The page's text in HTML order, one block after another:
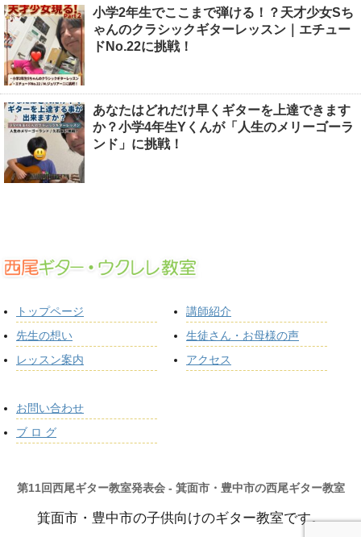
小学2年生でここまで弾ける！？天才少女Sち
ゃんのクラシックギターレッスン｜エチュー
ドNo.22に挑戦！
あなたはどれだけ早くギターを上達できます
か？小学4年生Yくんが「人生のメリーゴーラ
ンド」に挑戦！
トップページ
先生の想い
レッスン案内
講師紹介
生徒さん・お母様の声
アクセス
お問い合わせ
ブ ロ グ
第11回西尾ギター教室発表会 - 箕面市・豊中市の西尾ギター教室
箕面市・豊中市の子供向けのギター教室です。